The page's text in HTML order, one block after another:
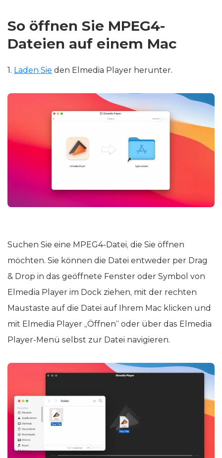
So öffnen Sie MPEG4-
Dateien auf einem Mac
1. Laden Sie den Elmedia Player herunter.
Suchen Sie eine MPEG4-Datei, die Sie öffnen
möchten. Sie können die Datei entweder per Drag
& Drop in das geöffnete Fenster oder Symbol von
Elmedia Player im Dock ziehen, mit der rechten
Maustaste auf die Datei auf Ihrem Mac klicken und
mit Elmedia Player „Öffnen“ oder über das Elmedia
Player-Menü selbst zur Datei navigieren.